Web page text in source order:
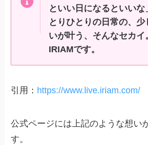
といい日になるといい
とりひとりの日常の、
いが叶う、そんなセカイ
IRIAMです。
引用： https://www.live.iriam.com/
公式ページには上記のような想い
す。